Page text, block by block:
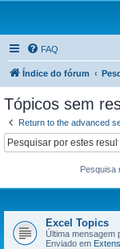
FAQ
Índice do fórum
Tópicos sem
Return to the advanced
Pesquisa
Excel Topics
Última mensagem
Enviado em